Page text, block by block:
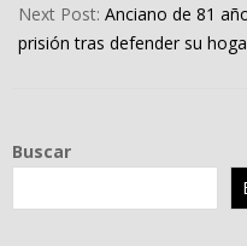
Next Post: Anciano de 81
prisión tras defender su
Buscar